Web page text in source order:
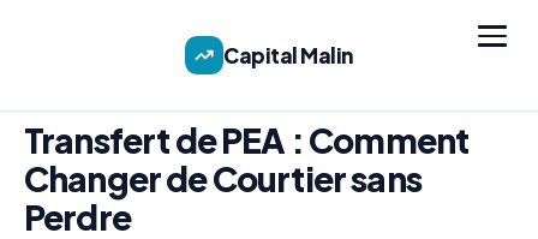
Capital Malin
Transfert de PEA : Comment
Changer de Courtier sans
Perdre